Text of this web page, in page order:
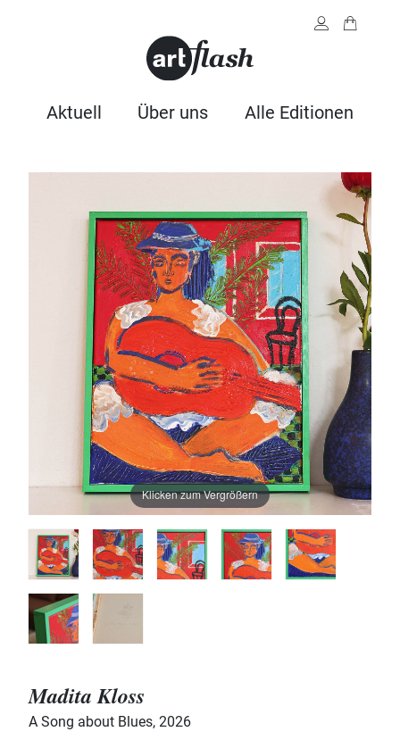
Aktuell Über uns Alle Editionen
Klicken zum Vergrößern
Madita Kloss
A Song about Blues, 2026